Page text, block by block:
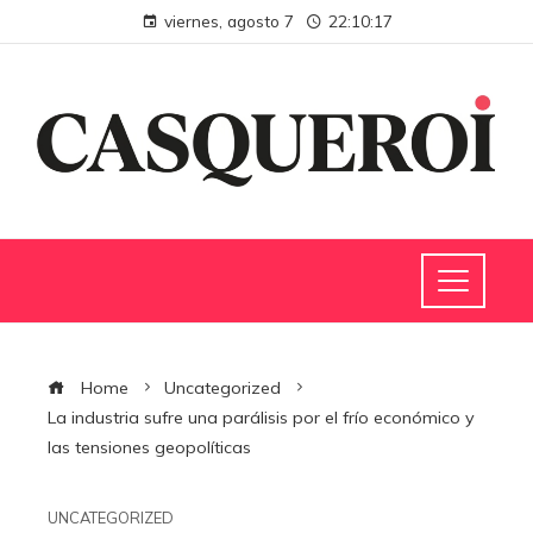
viernes, agosto 7 22:10:18
Home
Uncategorized
La industria sufre una parálisis por el frío económico y
las tensiones geopolíticas
UNCATEGORIZED